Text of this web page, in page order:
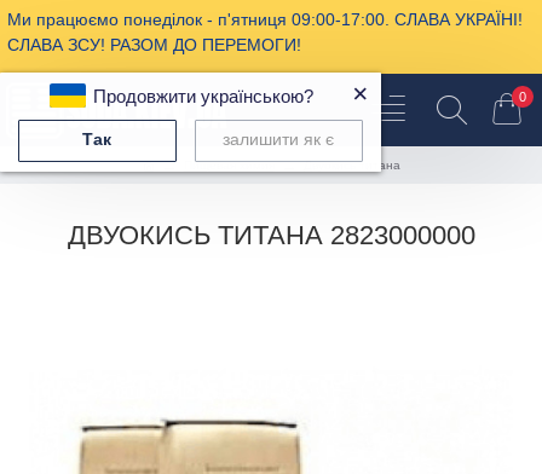
Ми працюємо понеділок - п'ятниця 09:00-17:00. СЛАВА УКРАЇНІ!
СЛАВА ЗСУ! РАЗОМ ДО ПЕРЕМОГИ!
0
Пищевая химия Двуокись титана
ДВУОКИСЬ ТИТАНА 2823000000
Продовжити українською? ×
Так залишити як є